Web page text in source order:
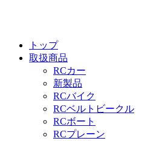
トップ
取扱商品
RCカー
新製品
RCバイク
RCベルトビークル
RCボート
RCプレーン